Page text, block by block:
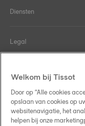
Diensten
Legal
Our commitments
Welkom bij Tissot
Door op “Alle cookies
opslaan van cookies op
websitenavigatie, het
helpen bij onze